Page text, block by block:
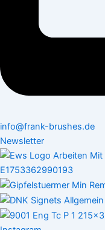
info@frank-brushes.de
Newsletter